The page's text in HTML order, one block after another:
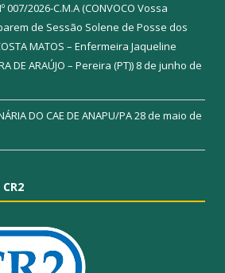
2026-C.M.A (CONVOCO Vossa
de Sessão Solene de Posse dos
MATOS – Enfermeira Jaqueline
DE ARAÚJO – Pereira (PT)) 8 de junho de
DO CAE DE ANAPU/PA28 de maio de